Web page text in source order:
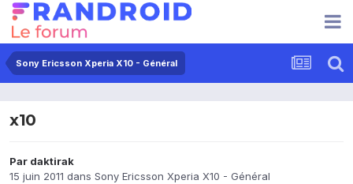
Sony Ericsson Xperia X10 - Général
x10
Par daktirak
15 juin 2011 dans Sony Ericsson Xperia X10 - Général